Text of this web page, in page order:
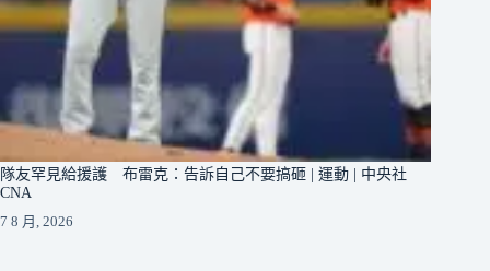
隊友罕見給援護 布雷克：告訴自己不要搞砸 | 運動 | 中央社
CNA
7 8 月, 2026